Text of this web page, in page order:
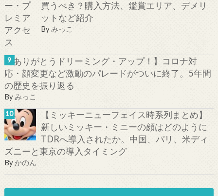
買うべき？購入方法、鑑賞エリア、デメリ
ットなど紹介
Byみっこ
【ありがとうドリーミング・アップ！】コロナ対
応・顔変更など激動のパレードがついに終了。5年間
の歴史を振り返る
Byみっこ
【ミッキーニューフェイス時系列まとめ】
新しいミッキー・ミニーの顔はどのように
TDRへ導入されたか。中国、パリ、米ディ
ズニーと東京の導入タイミング
By かのん